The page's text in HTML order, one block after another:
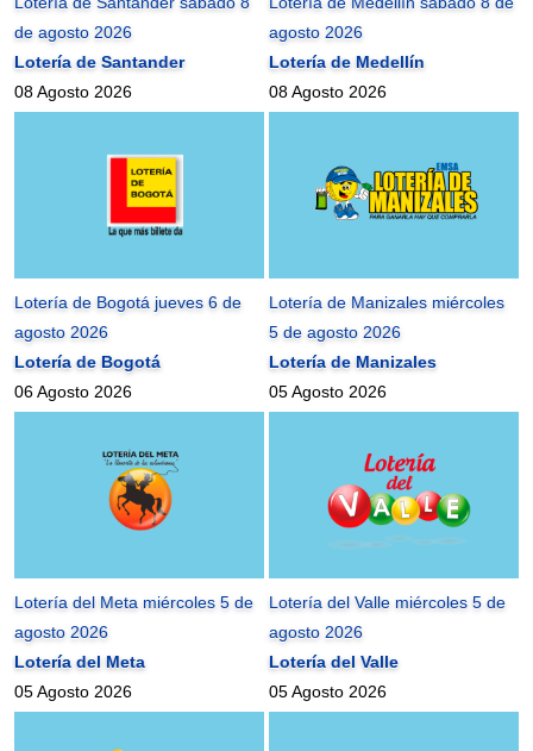
de agosto 2026
Lotería de Santander
08 Agosto 2026
agosto 2026
Lotería de Medellín
08 Agosto 2026
Lotería de Bogotá jueves 6 de
agosto 2026
Lotería de Bogotá
06 Agosto 2026
Lotería de Manizales miércoles
5 de agosto 2026
Lotería de Manizales
05 Agosto 2026
Lotería del Meta miércoles 5 de
agosto 2026
Lotería del Meta
05 Agosto 2026
Lotería del Valle miércoles 5 de
agosto 2026
Lotería del Valle
05 Agosto 2026